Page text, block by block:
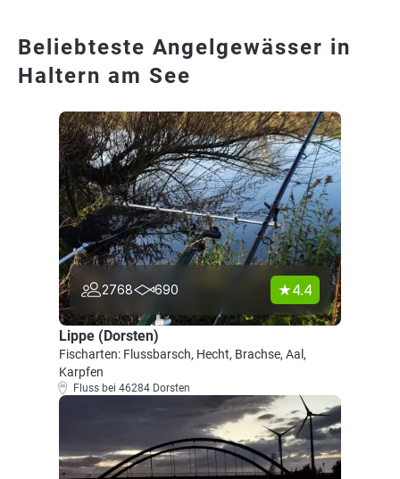
Beliebteste Angelgewässer in
Haltern am See
2768 690 4.4
Lippe (Dorsten)
Fischarten: Flussbarsch, Hecht, Brachse, Aal,
Karpfen
Fluss bei 46284 Dorsten